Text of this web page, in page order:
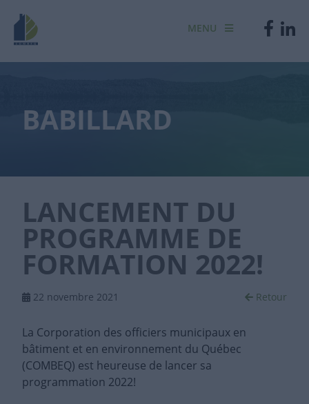
MENU
BABILLARD
LANCEMENT DU
PROGRAMME DE
FORMATION 2022!
22 novembre 2021 Retour
La Corporation des officiers municipaux en
bâtiment et en environnement du Québec
(COMBEQ) est heureuse de lancer sa
programmation 2022!